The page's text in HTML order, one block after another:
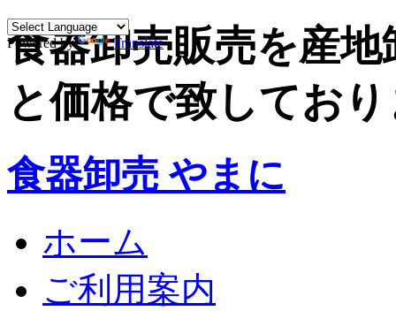
Powered by Translate
食器卸売販売を産
と価格で致してお
食器卸売 やまに
ホーム
ご利用案内